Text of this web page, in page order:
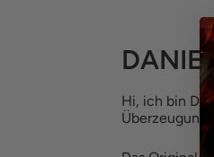
Hi, ich bin
Überzeugung!